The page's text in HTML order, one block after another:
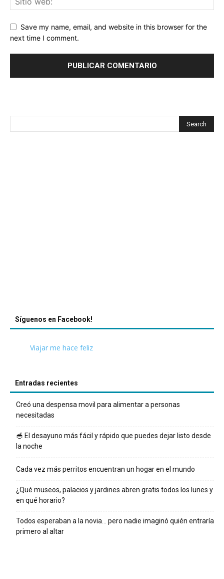
Save my name, email, and website in this browser for the
next time I comment.
Síguenos en Facebook!
Viajar me hace feliz
Entradas recientes
Creó una despensa movil para alimentar a personas
necesitadas
🥣 El desayuno más fácil y rápido que puedes dejar listo desde
la noche
Cada vez más perritos encuentran un hogar en el mundo
¿Qué museos, palacios y jardines abren gratis todos los lunes y
en qué horario?
Todos esperaban a la novia… pero nadie imaginó quién entraría
primero al altar